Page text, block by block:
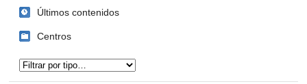
Últimos contenidos
Centros